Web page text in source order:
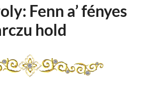
Fenn a’ fényes
hold